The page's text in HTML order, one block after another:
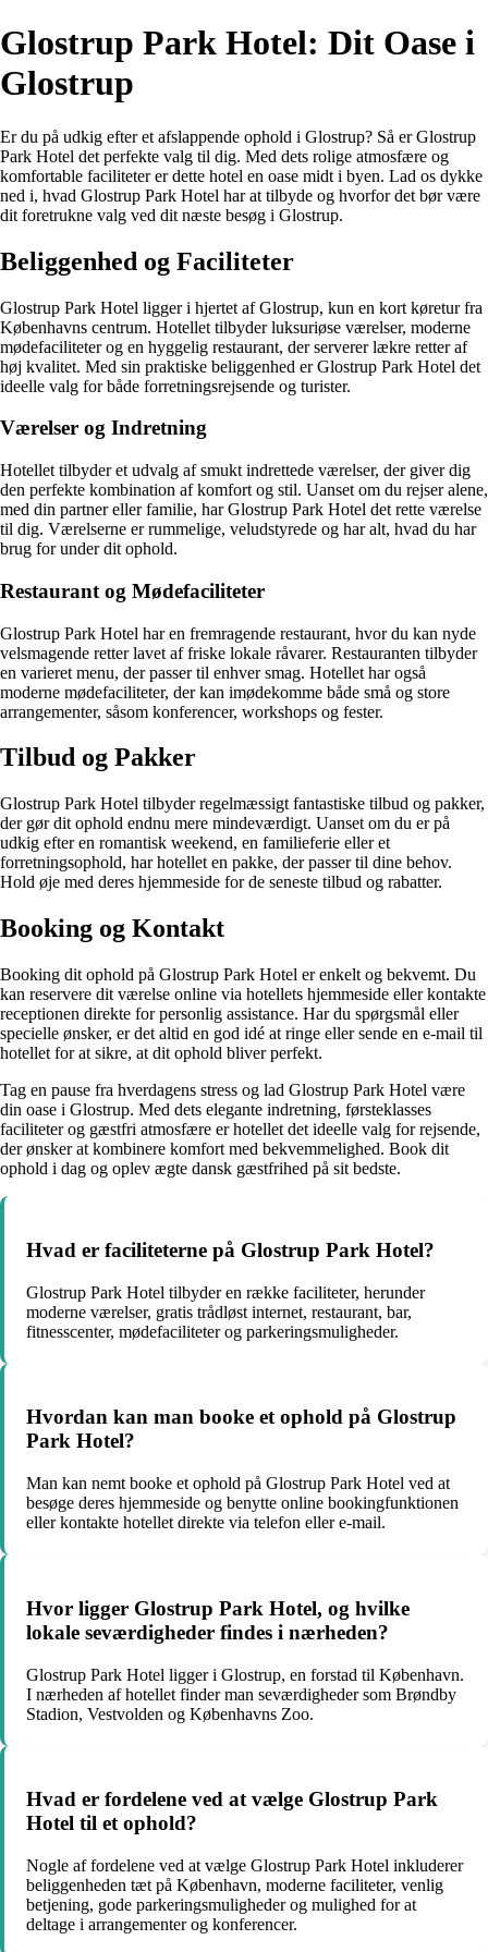
Glostrup Park Hotel: Dit Oase i
Glostrup
Er du på udkig efter et afslappende ophold i Glostrup? Så er Glostrup
Park Hotel det perfekte valg til dig. Med dets rolige atmosfære og
komfortable faciliteter er dette hotel en oase midt i byen. Lad os dykke
ned i, hvad Glostrup Park Hotel har at tilbyde og hvorfor det bør være
dit foretrukne valg ved dit næste besøg i Glostrup.
Beliggenhed og Faciliteter
Glostrup Park Hotel ligger i hjertet af Glostrup, kun en kort køretur fra
Københavns centrum. Hotellet tilbyder luksuriøse værelser, moderne
mødefaciliteter og en hyggelig restaurant, der serverer lækre retter af
høj kvalitet. Med sin praktiske beliggenhed er Glostrup Park Hotel det
ideelle valg for både forretningsrejsende og turister.
Værelser og Indretning
Hotellet tilbyder et udvalg af smukt indrettede værelser, der giver dig
den perfekte kombination af komfort og stil. Uanset om du rejser alene,
med din partner eller familie, har Glostrup Park Hotel det rette værelse
til dig. Værelserne er rummelige, veludstyrede og har alt, hvad du har
brug for under dit ophold.
Restaurant og Mødefaciliteter
Glostrup Park Hotel har en fremragende restaurant, hvor du kan nyde
velsmagende retter lavet af friske lokale råvarer. Restauranten tilbyder
en varieret menu, der passer til enhver smag. Hotellet har også
moderne mødefaciliteter, der kan imødekomme både små og store
arrangementer, såsom konferencer, workshops og fester.
Tilbud og Pakker
Glostrup Park Hotel tilbyder regelmæssigt fantastiske tilbud og pakker,
der gør dit ophold endnu mere mindeværdigt. Uanset om du er på
udkig efter en romantisk weekend, en familieferie eller et
forretningsophold, har hotellet en pakke, der passer til dine behov.
Hold øje med deres hjemmeside for de seneste tilbud og rabatter.
Booking og Kontakt
Booking dit ophold på Glostrup Park Hotel er enkelt og bekvemt. Du
kan reservere dit værelse online via hotellets hjemmeside eller kontakte
receptionen direkte for personlig assistance. Har du spørgsmål eller
specielle ønsker, er det altid en god idé at ringe eller sende en e-mail til
hotellet for at sikre, at dit ophold bliver perfekt.
Tag en pause fra hverdagens stress og lad Glostrup Park Hotel være
din oase i Glostrup. Med dets elegante indretning, førsteklasses
faciliteter og gæstfri atmosfære er hotellet det ideelle valg for rejsende,
der ønsker at kombinere komfort med bekvemmelighed. Book dit
ophold i dag og oplev ægte dansk gæstfrihed på sit bedste.
Hvad er faciliteterne på Glostrup Park Hotel?
Glostrup Park Hotel tilbyder en række faciliteter, herunder
moderne værelser, gratis trådløst internet, restaurant, bar,
fitnesscenter, mødefaciliteter og parkeringsmuligheder.
Hvordan kan man booke et ophold på Glostrup
Park Hotel?
Man kan nemt booke et ophold på Glostrup Park Hotel ved at
besøge deres hjemmeside og benytte online bookingfunktionen
eller kontakte hotellet direkte via telefon eller e-mail.
Hvor ligger Glostrup Park Hotel, og hvilke
lokale seværdigheder findes i nærheden?
Glostrup Park Hotel ligger i Glostrup, en forstad til København.
I nærheden af hotellet finder man seværdigheder som Brøndby
Stadion, Vestvolden og Københavns Zoo.
Hvad er fordelene ved at vælge Glostrup Park
Hotel til et ophold?
Nogle af fordelene ved at vælge Glostrup Park Hotel inkluderer
beliggenheden tæt på København, moderne faciliteter, venlig
betjening, gode parkeringsmuligheder og mulighed for at
deltage i arrangementer og konferencer.